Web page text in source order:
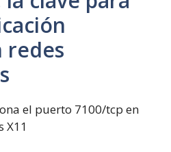
redes
el puerto 7100/tcp en
X11